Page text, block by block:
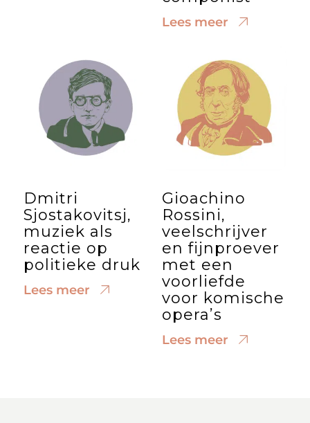
Lees meer
Dmitri
Sjostakovitsj,
muziek als
reactie op
politieke druk
Lees meer
Gioachino
Rossini,
veelschrijver
en fijnproever
met een
voorliefde
voor komische
opera’s
Lees meer